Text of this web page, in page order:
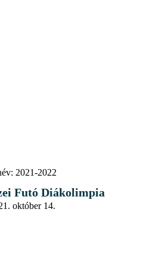
2021-2022
Futó Diákolimpia
október 14.